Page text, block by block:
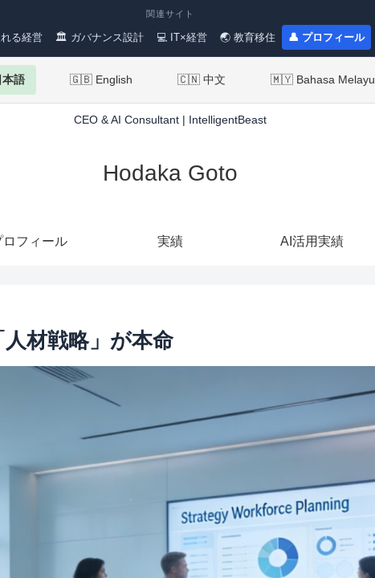
関連サイト
る経営 🏛 ガバナンス設計 💻 IT×経営 🌏 教育移住 👤 プロフィール
語 🇬🇧 English 🇨🇳 中文 🇲🇾 Bahasa Melayu
CEO & AI Consultant | IntelligentBeast
Hodaka Goto
ロフィール 実績 AI活用実績
材戦略」が本命